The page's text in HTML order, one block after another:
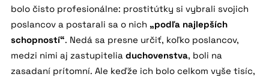
bolo čisto profesionálne: prostitútky si vybrali svojich
poslancov a postarali sa o nich „podľa najlepších
schopností“. Nedá sa presne určiť, koľko poslancov,
medzi nimi aj zastupitelia duchovenstva, boli na
zasadaní prítomní. Ale keďže ich bolo celkom vyše tisíc,